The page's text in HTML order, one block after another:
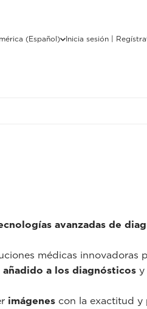
(Español) Inicia sesión |
avanzadas de
médicas innovadoras
a los diagnósticos y
imágenes con la exactitud y